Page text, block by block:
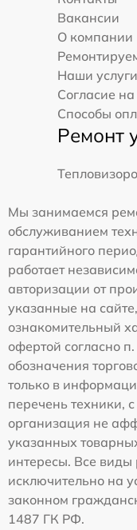
Вакансии
О компании
Наши услуги
Согласие
Способы
Ремонт
Мы занимаемся
обслуживанием
гарантийного
работает
авторизации от
указанные на
ознакомительный
офертой согласно
обозначения
только в
перечень техники,
организация не
указанных
интересы. Все
исключительно на
законном
1487 ГК РФ.